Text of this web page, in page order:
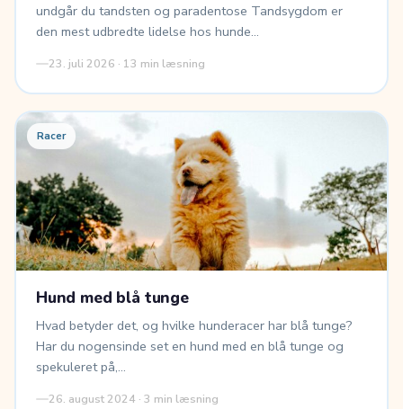
undgår du tandsten og paradentose Tandsygdom er
den mest udbredte lidelse hos hunde…
23. juli 2026 · 13 min læsning
Racer
Hund med blå tunge
Hvad betyder det, og hvilke hunderacer har blå tunge?
Har du nogensinde set en hund med en blå tunge og
spekuleret på,…
26. august 2024 · 3 min læsning